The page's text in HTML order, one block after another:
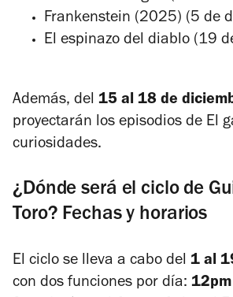
Frankenstein (2025) (5 de
El espinazo del diablo (19
Además, del 15 al 18 de
proyectarán los episodios de El
curiosidades.
¿Dónde será el ciclo de
Toro? Fechas y horarios
El ciclo se lleva a cabo del 1 al
con dos funciones por día: 12pm